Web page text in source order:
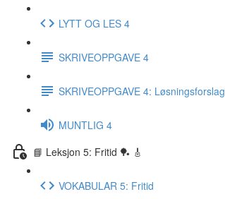
LYTT OG LES 4
SKRIVEOPPGAVE 4
SKRIVEOPPGAVE 4: Løsningsforslag
MUNTLIG 4
📘 Leksjon 5: Fritid 🏓 🎸
VOKABULAR 5: Fritid